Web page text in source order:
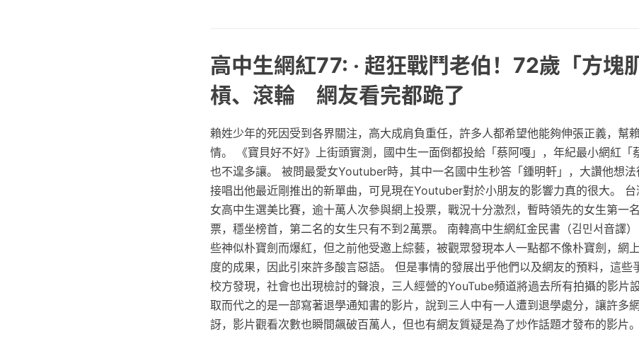
高中生網紅77: ‧ 超狂戰鬥老伯！72歲「方塊
槓、滾輪 網友看完都跪了
賴姓少年的死因受到各界關注，高大成肩負重任，許多人都希望他能夠伸張正義，幫
情。 《寶貝好不好》上街頭實測，國中生一面倒都投給「蔡阿嘎」，年紀最小網紅「
也不遑多讓。 被問最愛女Youtuber時，其中一名國中生秒答「鍾明軒」，大讚他想法
接唱出他最近剛推出的新單曲，可見現在Youtuber對於小朋友的影響力真的很大。 台
女高中生選美比賽，逾十萬人次參與網上投票，戰況十分激烈，暫時領先的女生第一
票，穩坐榜首，第二名的女生只有不到2萬票。 南韓高中生網紅金民書（김민서音譯
些神似朴寶劍而爆紅，但之前他受邀上綜藝，被觀眾發現本人一點都不像朴寶劍，網
度的成果，因此引來許多酸言惡語。 但是事情的發展出乎他們以及網友的預料，這些
校方發現，社會也出現檢討的聲浪，三人經營的YouTube頻道將過去所有拍攝的影片
取而代之的是一部寫著退學通知書的影片，說到三人中有一人遭到退學處分，讓許多
訝，影片觀看次數也瞬間飆破百萬人，但也有網友質疑是為了炒作話題才發布的影片。